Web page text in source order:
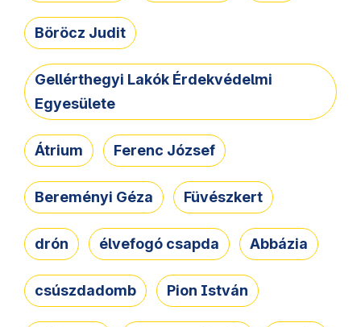
Böröcz Judit
Gellérthegyi Lakók Érdekvédelmi
Egyesülete
Átrium Ferenc József
Bereményi Géza Füvészkert
drón élvefogó csapda Abbázia
csúszdadomb Pion István